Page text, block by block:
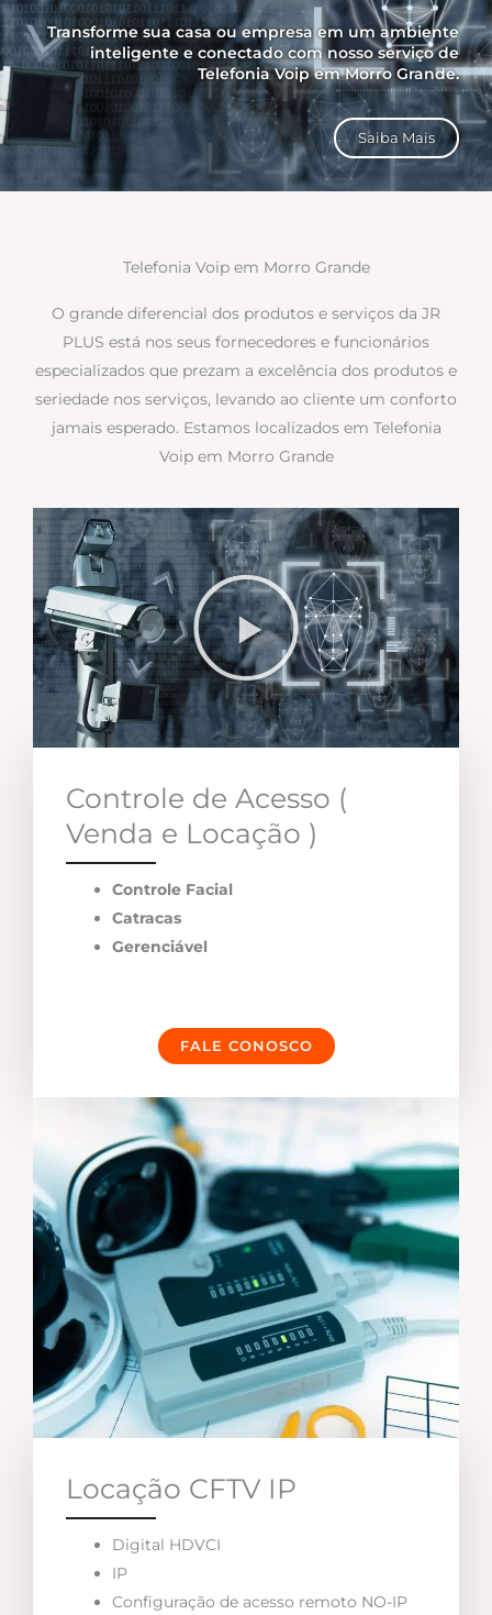
Transforme sua casa ou empresa em um ambiente
inteligente e conectado com nosso serviço de
Telefonia Voip em Morro Grande.
Saiba Mais
Telefonia Voip em Morro Grande
O grande diferencial dos produtos e serviços da JR
PLUS está nos seus fornecedores e funcionários
especializados que prezam a excelência dos produtos e
seriedade nos serviços, levando ao cliente um conforto
jamais esperado. Estamos localizados em Telefonia
Voip em Morro Grande
Controle de Acesso (
Venda e Locação )
Controle Facial
Catracas
Gerenciável
FALE CONOSCO
Locação CFTV IP
Digital HDVCI
IP
Configuração de acesso remoto NO-IP